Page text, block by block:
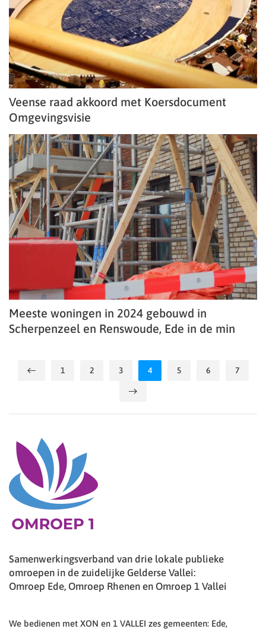
Veense raad akkoord met Koersdocument
Omgevingsvisie
Meeste woningen in 2024 gebouwd in
Scherpenzeel en Renswoude, Ede in de min
1 2 3 4 5 6 7
Samenwerkingsverband van drie lokale publieke
omroepen in de zuidelijke Gelderse Vallei:
Omroep Ede, Omroep Rhenen en Omroep 1 Vallei
We bedienen met XON en 1 VALLEI zes gemeenten: Ede,